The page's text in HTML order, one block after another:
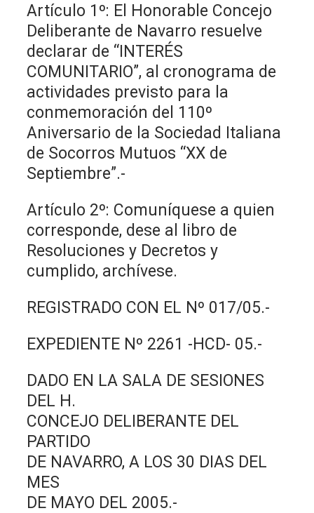
Artículo 1º: El Honorable Concejo
Deliberante de Navarro resuelve
declarar de “INTERÉS
COMUNITARIO”, al cronograma de
actividades previsto para la
conmemoración del 110º
Aniversario de la Sociedad Italiana
de Socorros Mutuos “XX de
Septiembre”.-
Artículo 2º: Comuníquese a quien
corresponde, dese al libro de
Resoluciones y Decretos y
cumplido, archívese.
REGISTRADO CON EL Nº 017/05.-
EXPEDIENTE Nº 2261 -HCD- 05.-
DADO EN LA SALA DE SESIONES
DEL H.
CONCEJO DELIBERANTE DEL
PARTIDO
DE NAVARRO, A LOS 30 DIAS DEL
MES
DE MAYO DEL 2005.-